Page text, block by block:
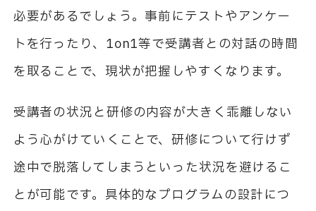
必要があるでしょう。事前にテストやアンケー
トを行ったり、 1on1等で受講者との対話の時間
を取ることで、現状が把握しやすくなります。
受講者の状況と研修の内容が大きく乖離しない
よう心がけていくことで、研修について行けず
途中で脱落してしまうといった状況を避けるこ
とが可能です。具体的なプログラムの設計につ